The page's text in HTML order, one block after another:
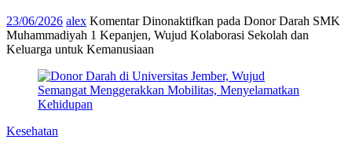
23/06/2026 alex Komentar Dinonaktifkan pada Donor Darah SMK
Muhammadiyah 1 Kepanjen, Wujud Kolaborasi Sekolah dan
Keluarga untuk Kemanusiaan
Kesehatan